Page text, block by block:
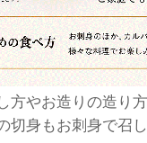
方やお造りの造り
切身もお刺身で召し